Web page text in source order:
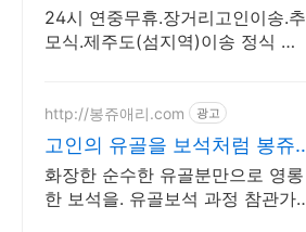
24시 연중무휴.장거리고인이송.추
모식.제주도(섬지역)이송 정식 허
http://봉쥬애리.com 광고
고인의 유골을 보석처럼 봉쥬
애리
화장한 순수한 유골분만으로 영롱
한 보석을. 유골보석 과정 참관가